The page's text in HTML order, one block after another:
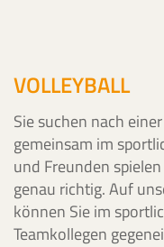
VOLLEYBALL
Sie suchen nach
gemeinsam im
und Freunden
genau richtig. Auf
können Sie im
Teamkollegen